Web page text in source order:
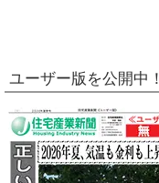
ユーザー版を公開中！